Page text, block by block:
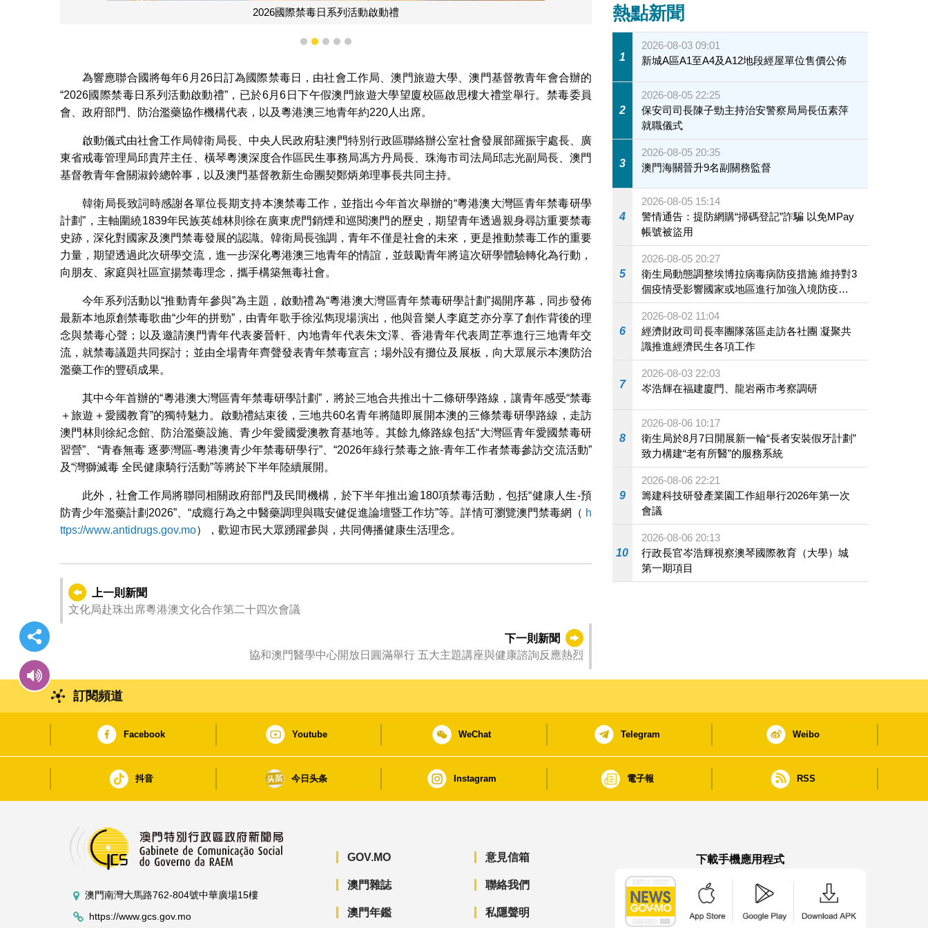
2026國際禁毒日系列活動啟動禮
1 2 3 4 5
為響應聯合國將每年6月26日訂為國際禁毒日，由社會工作局、澳門旅遊大學、澳門基督教青年會合辦的
“2026國際禁毒日系列活動啟動禮”，已於6月6日下午假澳門旅遊大學望廈校區啟思樓大禮堂舉行。禁毒委員
會、政府部門、防治濫藥協作機構代表，以及粵港澳三地青年約220人出席。
啟動儀式由社會工作局韓衛局長、中央人民政府駐澳門特別行政區聯絡辦公室社會發展部羅振宇處長、廣
東省戒毒管理局邱貴芹主任、橫琴粵澳深度合作區民生事務局馮方丹局長、珠海市司法局邱志光副局長、澳門
基督教青年會關淑鈴總幹事，以及澳門基督教新生命團契鄭炳弟理事長共同主持。
韓衛局長致詞時感謝各單位長期支持本澳禁毒工作，並指出今年首次舉辦的“粵港澳大灣區青年禁毒研學
計劃”，主軸圍繞1839年民族英雄林則徐在廣東虎門銷煙和巡閱澳門的歷史，期望青年透過親身尋訪重要禁毒
史跡，深化對國家及澳門禁毒發展的認識。韓衛局長強調，青年不僅是社會的未來，更是推動禁毒工作的重要
力量，期望透過此次研學交流，進一步深化粵港澳三地青年的情誼，並鼓勵青年將這次研學體驗轉化為行動，
向朋友、家庭與社區宣揚禁毒理念，攜手構築無毒社會。
今年系列活動以“推動青年參與”為主題，啟動禮為“粵港澳大灣區青年禁毒研學計劃”揭開序幕，同步發佈
最新本地原創禁毒歌曲“少年的拼勁”，由青年歌手徐泓雋現場演出，他與音樂人李庭芝亦分享了創作背後的理
念與禁毒心聲；以及邀請澳門青年代表麥晉軒、內地青年代表朱文澤、香港青年代表周芷葶進行三地青年交
流，就禁毒議題共同探討；並由全場青年齊聲發表青年禁毒宣言；場外設有攤位及展板，向大眾展示本澳防治
濫藥工作的豐碩成果。
其中今年首辦的“粵港澳大灣區青年禁毒研學計劃”，將於三地合共推出十二條研學路線，讓青年感受“禁毒
＋旅遊＋愛國教育”的獨特魅力。啟動禮結束後，三地共60名青年將隨即展開本澳的三條禁毒研學路線，走訪
澳門林則徐紀念館、防治濫藥設施、青少年愛國愛澳教育基地等。其餘九條路線包括“大灣區青年愛國禁毒研
習營”、“青春無毒 逐夢灣區-粵港澳青少年禁毒研學行”、“2026年綠行禁毒之旅-青年工作者禁毒參訪交流活動”
及“灣獅滅毒 全民健康騎行活動”等將於下半年陸續展開。
此外，社會工作局將聯同相關政府部門及民間機構，於下半年推出逾180項禁毒活動，包括“健康人生-預
防青少年濫藥計劃2026”、“成癮行為之中醫藥調理與職安健促進論壇暨工作坊”等。詳情可瀏覽澳門禁毒網（ h
ttps://www.antidrugs.gov.mo），歡迎市民大眾踴躍參與，共同傳播健康生活理念。
上一則新聞
文化局赴珠出席粵港澳文化合作第二十四次會議
下一則新聞
協和澳門醫學中心開放日圓滿舉行 五大主題講座與健康諮詢反應熱烈
熱點新聞
1
2026-08-03 09:01
新城A區A1至A4及A12地段經屋單位售價公佈
2
2026-08-05 22:25
保安司司長陳子勁主持治安警察局局長伍素萍
就職儀式
3
2026-08-05 20:35
澳門海關晉升9名副關務監督
4
2026-08-05 15:14
警情通告：提防網購“掃碼登記”詐騙 以免MPay
帳號被盜用
5
2026-08-05 20:27
衛生局動態調整埃博拉病毒病防疫措施 維持對3
個疫情受影響國家或地區進行加強入境防疫措
施
6
2026-08-02 11:04
經濟財政司司長率團隊落區走訪各社團 凝聚共
識推進經濟民生各項工作
7
2026-08-03 22:03
岑浩輝在福建廈門、龍岩兩市考察調研
8
2026-08-06 10:17
衛生局於8月7日開展新一輪“長者安裝假牙計劃”
致力構建“老有所醫”的服務系統
9
2026-08-06 22:21
籌建科技研發產業園工作組舉行2026年第一次
會議
10
2026-08-06 20:13
行政長官岑浩輝視察澳琴國際教育（大學）城
第一期項目
訂閱頻道
Facebook Youtube WeChat Telegram Weibo
抖音 今日头条 Instagram 電子報 RSS
澳門南灣大馬路762-804號中華廣場15樓
https://www.gcs.gov.mo
GOV.MO
澳門雜誌
澳門年鑑
意見信箱
聯絡我們
私隱聲明
下載手機應用程式